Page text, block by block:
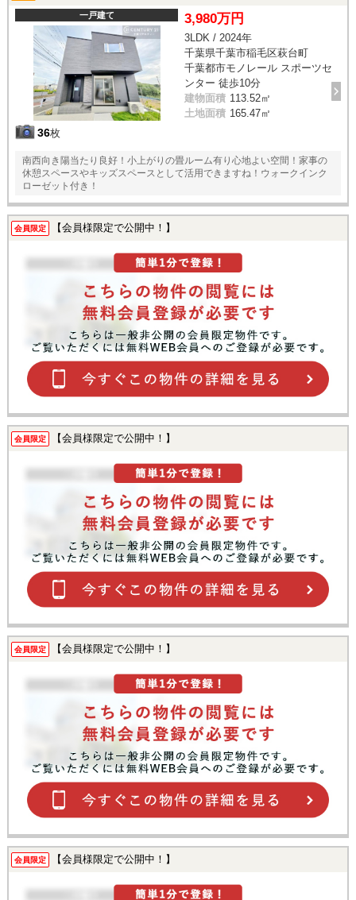
一戸建て
36枚
3,980万円
3LDK / 2024年
千葉県千葉市稲毛区萩台町
千葉都市モノレール スポーツセ
ンター 徒歩10分
建物面積 113.52㎡
土地面積 165.47㎡
南西向き陽当たり良好！小上がりの畳ルーム有り心地よい空間！家事の
休憩スペースやキッズスペースとして活用できますね！ウォークインク
ローゼット付き！
会員限定 【会員様限定で公開中！】
会員限定 【会員様限定で公開中！】
会員限定 【会員様限定で公開中！】
会員限定 【会員様限定で公開中！】